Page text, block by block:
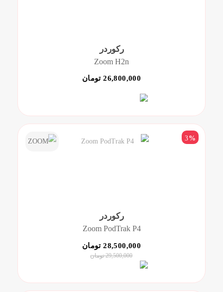
رکوردر
Zoom H2n
26,800,000 تومان
رکوردر
Zoom PodTrak P4
3%
28,500,000 تومان
29,500,000 تومان